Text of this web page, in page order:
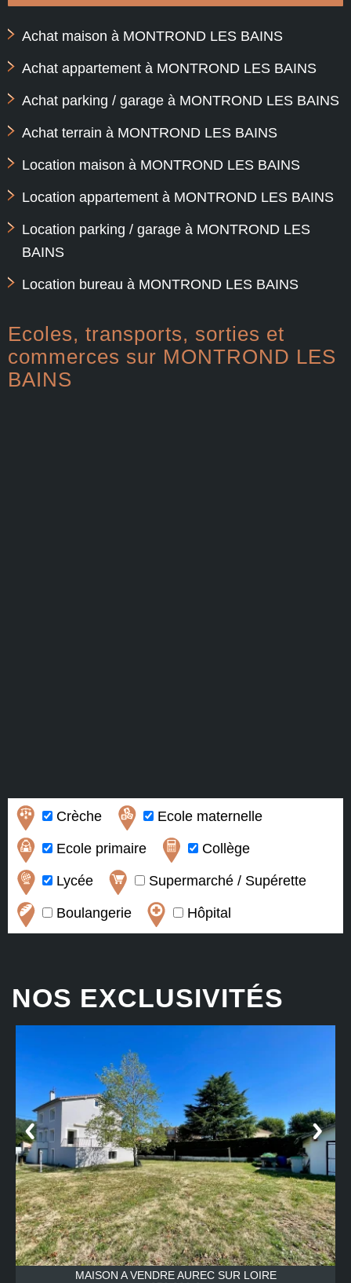
Achat maison à MONTROND LES BAINS
Achat appartement à MONTROND LES BAINS
Achat parking / garage à MONTROND LES BAINS
Achat terrain à MONTROND LES BAINS
Location maison à MONTROND LES BAINS
Location appartement à MONTROND LES BAINS
Location parking / garage à MONTROND LES
BAINS
Location bureau à MONTROND LES BAINS
Ecoles, transports, sorties et
commerces sur MONTROND LES
BAINS
Crèche Ecole maternelle
Ecole primaire Collège
Lycée Supermarché / Supérette
Boulangerie Hôpital
NOS EXCLUSIVITÉS
MAISON A VENDRE AUREC SUR LOIRE